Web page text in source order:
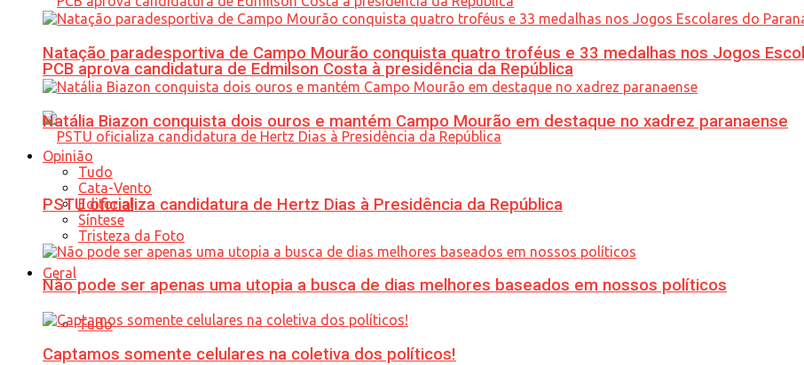
PCB aprova candidatura de Edmilson Costa à presidência da República
PSTU oficializa candidatura de Hertz Dias à Presidência da República
Geral
Tudo
Natação paradesportiva de Campo Mourão conquista quatro troféus e 33 medalhas nos Jogos
Natália Biazon conquista dois ouros e mantém Campo Mourão em destaque no xadrez paranaense
Opinião
Tudo
Cata-Vento
Editorial
Síntese
Tristeza da Foto
Não pode ser apenas uma utopia a busca de dias melhores baseados em nossos políticos
Captamos somente celulares na coletiva dos políticos!